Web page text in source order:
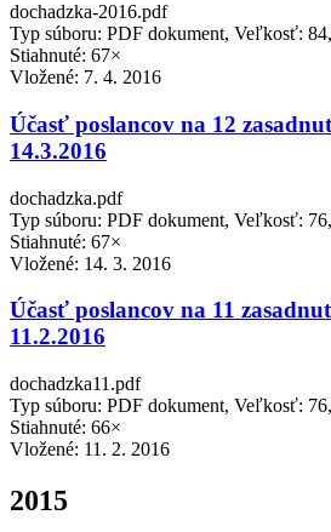
dochadzka-2016.pdf
Typ súboru: PDF dokument, Veľkosť:
Stiahnuté: 67×
Vložené: 7. 4. 2016
Účasť poslancov na 12
14.3.2016
dochadzka.pdf
Typ súboru: PDF dokument, Veľkosť:
Stiahnuté: 67×
Vložené: 14. 3. 2016
Účasť poslancov na 11
11.2.2016
dochadzka11.pdf
Typ súboru: PDF dokument, Veľkosť:
Stiahnuté: 66×
Vložené: 11. 2. 2016
2015